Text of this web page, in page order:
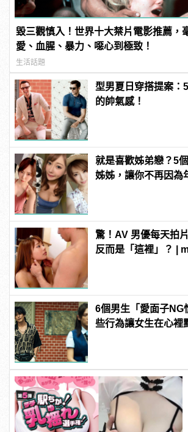
毀三觀慎入！世界十大禁片電影推薦，
愛、血腥、暴力、噁心到極致！
生活話題
型男夏日穿搭提案：
的帥氣感！
就是喜歡姊弟戀？5
姊姊，讓你不再因為
驚！AV 男優每天拍
反而是「這裡」？ |
6個男生「愛面子NG
些行為讓女生在心裡